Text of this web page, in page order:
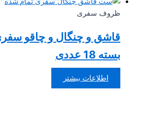
ظروف سفری
بسته 18 عددی
اطلاعات بیشتر